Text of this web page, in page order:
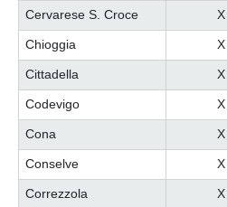
Cervarese S. Croce X
Chioggia X
Cittadella X
Codevigo X
Cona X
Conselve X
Correzzola X